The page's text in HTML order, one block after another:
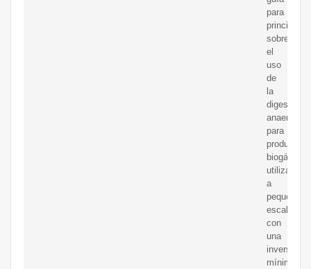
para
sobre
el
uso
de
la
digestión
anaeróbica
para
producir
biogás
utilizable
a
pequeña
escala
con
una
inversión
mínima.